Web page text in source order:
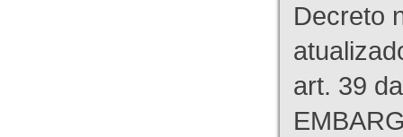
Decreto
art. 39